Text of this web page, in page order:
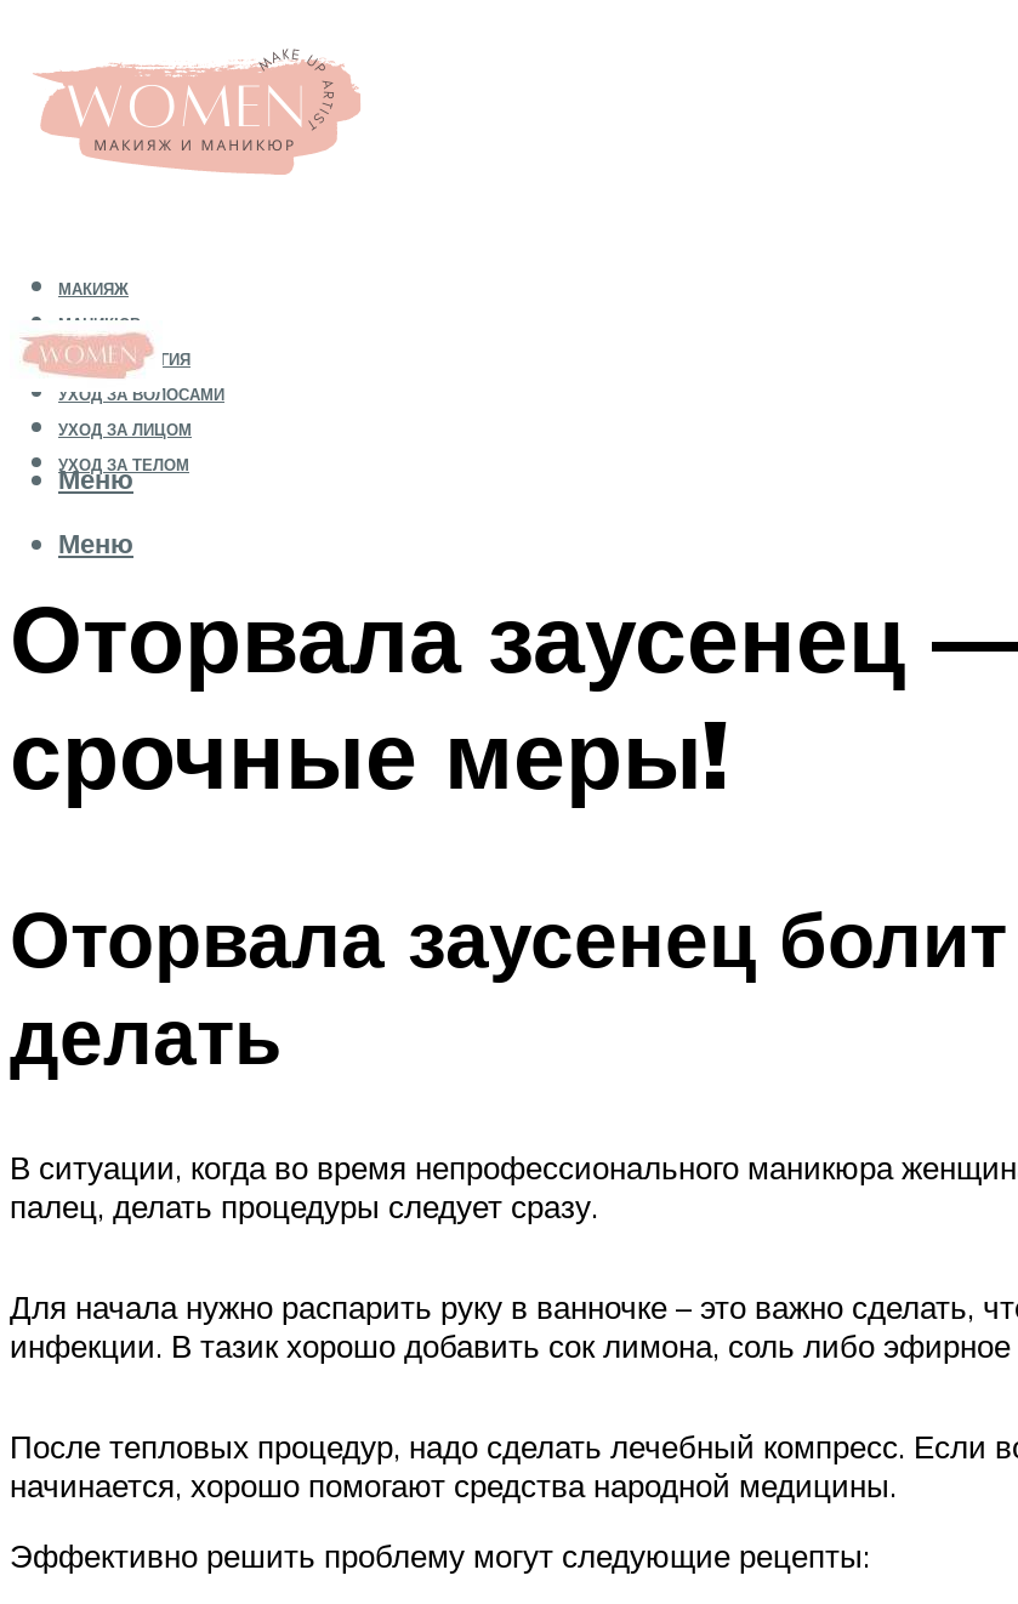
МАКИЯЖ
МАНИКЮР
КОСМЕТОЛОГИЯ
УХОД ЗА ВОЛОСАМИ
УХОД ЗА ЛИЦОМ
УХОД ЗА ТЕЛОМ
Меню
Меню
Оторвала заусенец
срочные меры!
Оторвала заусенец
делать
В ситуации, когда во время непрофессионального маникюра
палец, делать процедуры следует сразу.
Для начала нужно распарить руку в ванночке – это важно сделать,
инфекции. В тазик хорошо добавить сок лимона, соль либо
После тепловых процедур, надо сделать лечебный компресс. Если
начинается, хорошо помогают средства народной медицины.
Эффективно решить проблему могут следующие рецепты: